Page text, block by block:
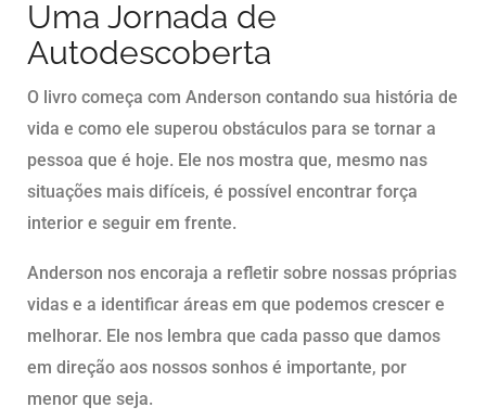
Uma Jornada de
Autodescoberta
O livro começa com Anderson contando sua história de
vida e como ele superou obstáculos para se tornar a
pessoa que é hoje. Ele nos mostra que, mesmo nas
situações mais difíceis, é possível encontrar força
interior e seguir em frente.
Anderson nos encoraja a refletir sobre nossas próprias
vidas e a identificar áreas em que podemos crescer e
melhorar. Ele nos lembra que cada passo que damos
em direção aos nossos sonhos é importante, por
menor que seja.